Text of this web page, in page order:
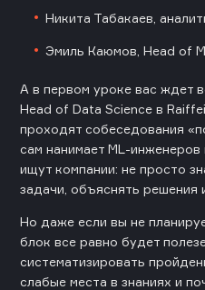
Никита Табакаев,
Эмиль Каюмов, Head of
А в первом уроке вас ждет
Head of Data Science в
проходят собеседования
сам нанимает ML-инженеров
ищут компании: не просто
задачи, объяснять решения
Но даже если вы не
блок все равно будет
систематизировать
слабые места в знаниях и